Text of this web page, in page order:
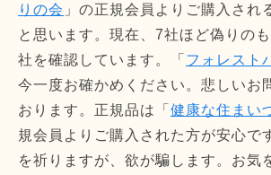
りの会 」の正規会員よりご購入され
と思います。現在、7社ほど偽りの
社を確認しています。「 フォレスト
今一度お確かめください。悲しいお
おります。正規品は「 健康な住まい
規会員よりご購入された方が安心で
を祈りますが、欲が騙します。お気